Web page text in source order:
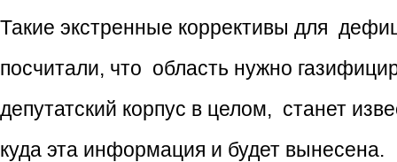
Такие экстренные коррективы для
посчитали, что область нужно
депутатский корпус в целом, станет
куда эта информация и будет вынесена.